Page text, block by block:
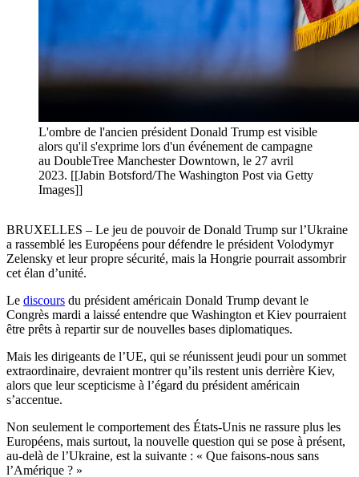
L'ombre de l'ancien président Donald Trump est visible
alors qu'il s'exprime lors d'un événement de campagne
au DoubleTree Manchester Downtown, le 27 avril
2023. [[Jabin Botsford/The Washington Post via Getty
Images]]
BRUXELLES – Le jeu de pouvoir de Donald Trump sur l’Ukraine
a rassemblé les Européens pour défendre le président Volodymyr
Zelensky et leur propre sécurité, mais la Hongrie pourrait assombrir
cet élan d’unité.
Le discours du président américain Donald Trump devant le
Congrès mardi a laissé entendre que Washington et Kiev pourraient
être prêts à repartir sur de nouvelles bases diplomatiques.
Mais les dirigeants de l’UE, qui se réunissent jeudi pour un sommet
extraordinaire, devraient montrer qu’ils restent unis derrière Kiev,
alors que leur scepticisme à l’égard du président américain
s’accentue.
Non seulement le comportement des États-Unis ne rassure plus les
Européens, mais surtout, la nouvelle question qui se pose à présent,
au-delà de l’Ukraine, est la suivante : « Que faisons-nous sans
l’Amérique ? »